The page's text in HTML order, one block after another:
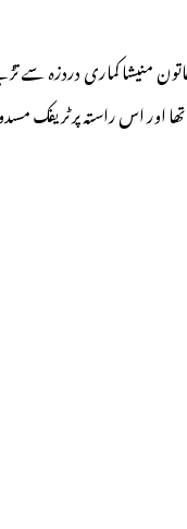
منیشا کماری دردزہ سے
تھا اور اس راستہ پر